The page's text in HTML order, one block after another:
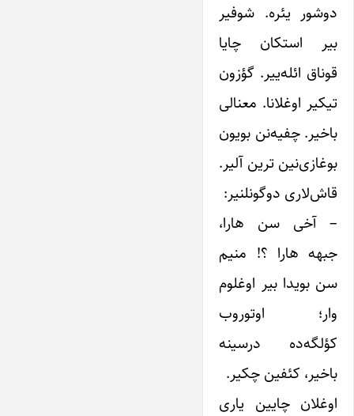
دوشور یئره. شوفیر
بیر استکان چایا
قوناق ائله‌ییر. گؤزون
تیکیر اوغلانا. معنالی
باخیر. چفیه‌نن بویون
بوغازی‌نین ترین آلیر.
قاش‌لاری دوگونلنیر:
– آخی سن هارا،
جبهه هارا ؟! منیم
سن بویدا بیر اوغلوم
وار؛ اوتوروب
کؤلگه‌ده درسینه
باخیر، کئفین چکیر.
اوغلان چایین یاری